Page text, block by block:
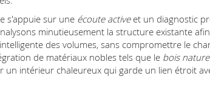
s'appuie sur une écoute activeet un diagnostic
minutieusement la structure existante
des volumes, sans compromettre le
de matériaux nobles tels que le bois
un intérieur chaleureux qui garde un lien étroit